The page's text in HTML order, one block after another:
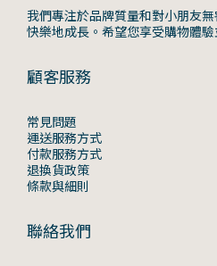
我們專注於品牌質量和對小朋友
快樂地成長。希望您享受購物體
顧客服務
常見問題
運送服務方式
付款服務方式
退換貨政策
條款與細則
聯絡我們